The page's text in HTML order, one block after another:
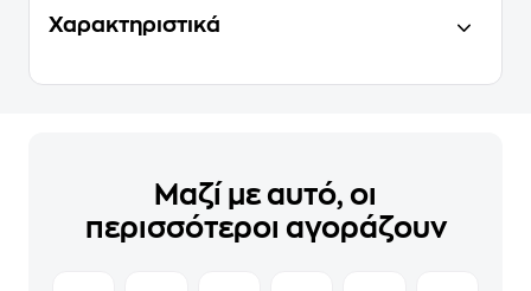
Χαρακτηριστικά
Μαζί με αυτό, οι
περισσότεροι αγοράζουν